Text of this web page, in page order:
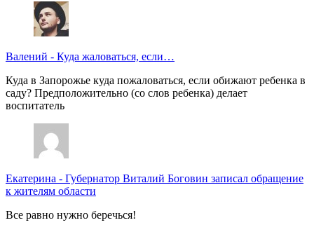
Валений - Куда жаловаться, если…
Куда в Запорожье куда пожаловаться, если обижают ребенка в
саду? Предположительно (со слов ребенка) делает
воспитатель
Екатерина - Губернатор Виталий Боговин записал обращение
к жителям области
Все равно нужно беречься!